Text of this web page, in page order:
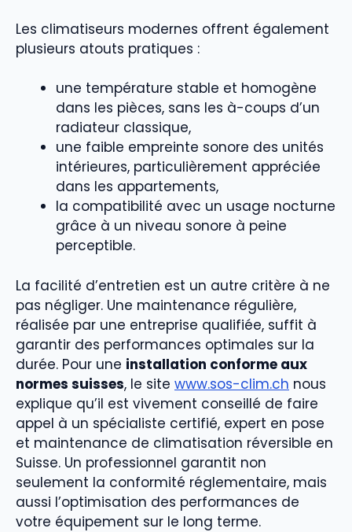
Les climatiseurs modernes offrent également
plusieurs atouts pratiques :
une température stable et homogène
dans les pièces, sans les à-coups d’un
radiateur classique,
une faible empreinte sonore des unités
intérieures, particulièrement appréciée
dans les appartements,
la compatibilité avec un usage nocturne
grâce à un niveau sonore à peine
perceptible.
La facilité d’entretien est un autre critère à ne
pas négliger. Une maintenance régulière,
réalisée par une entreprise qualifiée, suffit à
garantir des performances optimales sur la
durée. Pour une installation conforme aux
normes suisses, le site www.sos-clim.ch nous
explique qu’il est vivement conseillé de faire
appel à un spécialiste certifié, expert en pose
et maintenance de climatisation réversible en
Suisse. Un professionnel garantit non
seulement la conformité réglementaire, mais
aussi l’optimisation des performances de
votre équipement sur le long terme.